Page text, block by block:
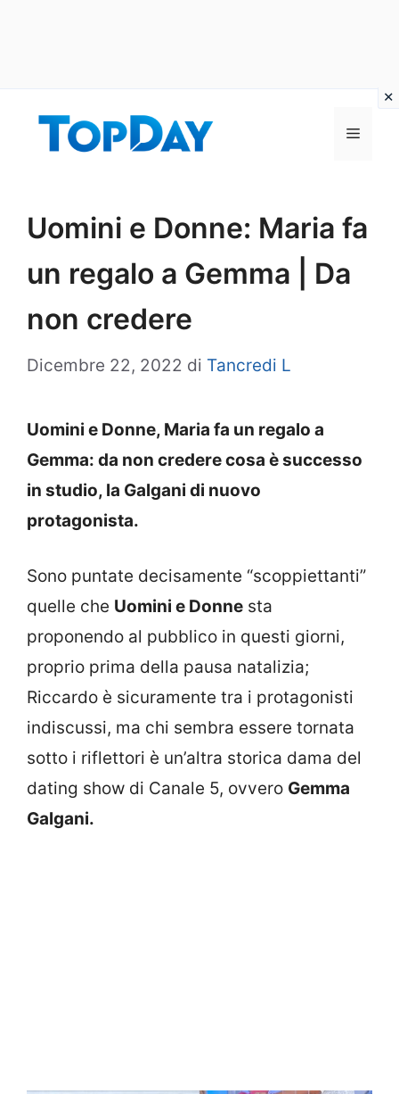
Menu
Uomini e Donne: Maria fa
un regalo a Gemma | Da
non credere
Dicembre 22, 2022 di Tancredi L
Uomini e Donne, Maria fa un regalo a
Gemma: da non credere cosa è successo
in studio, la Galgani di nuovo
protagonista.
Sono puntate decisamente “scoppiettanti”
quelle che Uomini e Donne sta
proponendo al pubblico in questi giorni,
proprio prima della pausa natalizia;
Riccardo è sicuramente tra i protagonisti
indiscussi, ma chi sembra essere tornata
sotto i riflettori è un’altra storica dama del
dating show di Canale 5, ovvero Gemma
Galgani.